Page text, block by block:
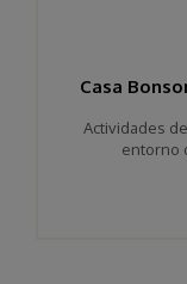
Casa
Actividades
entorno